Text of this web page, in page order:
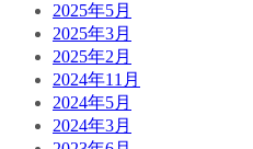
2025年5月
2025年3月
2025年2月
2024年11月
2024年5月
2024年3月